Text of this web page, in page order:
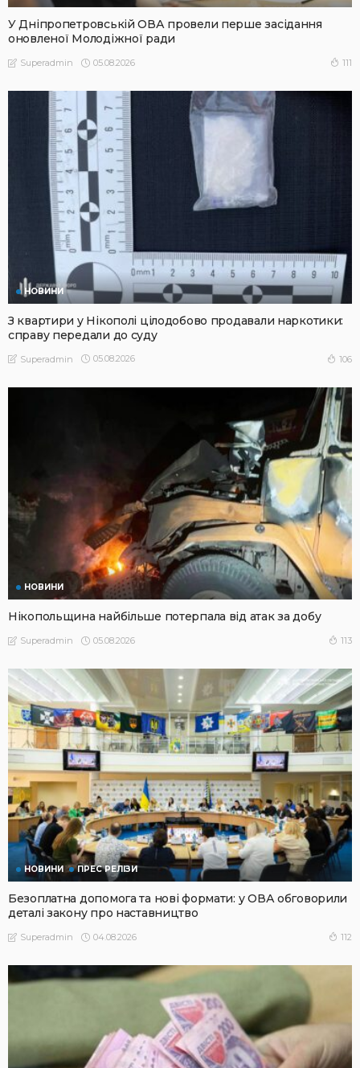
У Дніпропетровській ОВА провели перше засідання
оновленої Молодіжної ради
Superadmin 05.08.2026 111
НОВИНИ
З квартири у Нікополі цілодобово продавали наркотики:
справу передали до суду
Superadmin 05.08.2026 106
НОВИНИ
Нікопольщина найбільше потерпала від атак за добу
Superadmin 05.08.2026 113
НОВИНИ ПРЕС РЕЛІЗИ
Безоплатна допомога та нові формати: у ОВА обговорили
деталі закону про наставництво
Superadmin 04.08.2026 112